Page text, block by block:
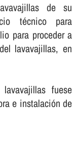
de su
técnico para
para proceder a
lavavajillas, en
fuese
e instalación de